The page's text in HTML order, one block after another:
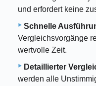
und erfordert keine
Schnelle
Vergleichsvorgänge
wertvolle Zeit.
Detaillierter
werden alle